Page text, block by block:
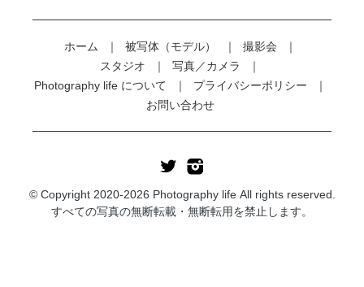
ホーム 被写体（モデル）
撮影会
スタジオ
写真／カメラ
Photography life について
プライバシーポリシー
お問い合わせ
© Copyright 2020-2026 Photography life All rights reserved.
すべての写真の無断転載・無断転用を禁止します。